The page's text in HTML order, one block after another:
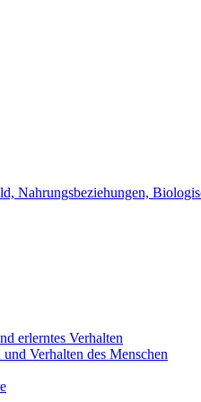
Nahrungsbeziehungen,
erlerntes Verhalten
Verhalten des Menschen